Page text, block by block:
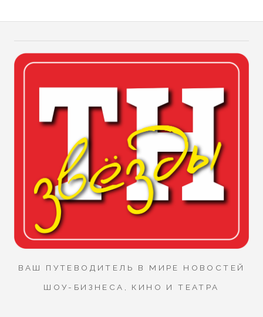
ВАШ ПУТЕВОДИТЕЛЬ В МИРЕ НОВОСТЕЙ
ШОУ-БИЗНЕСА, КИНО И ТЕАТРА